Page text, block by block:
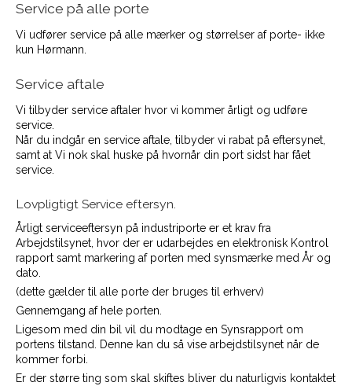
Service på alle porte
Vi udfører service på alle mærker og størrelser af porte- ikke
kun Hørmann.
Service aftale
Vi tilbyder service aftaler hvor vi kommer årligt og udføre
service.
Når du indgår en service aftale, tilbyder vi rabat på eftersynet,
samt at Vi nok skal huske på hvornår din port sidst har fået
service.
Lovpligtigt Service eftersyn.
Årligt serviceeftersyn på industriporte er et krav fra
Arbejdstilsynet, hvor der er udarbejdes en elektronisk Kontrol
rapport samt markering af porten med synsmærke med År og
dato.
(dette gælder til alle porte der bruges til erhverv)
Gennemgang af hele porten.
Ligesom med din bil vil du modtage en Synsrapport om
portens tilstand. Denne kan du så vise arbejdstilsynet når de
kommer forbi.
Er der større ting som skal skiftes bliver du naturligvis kontaktet